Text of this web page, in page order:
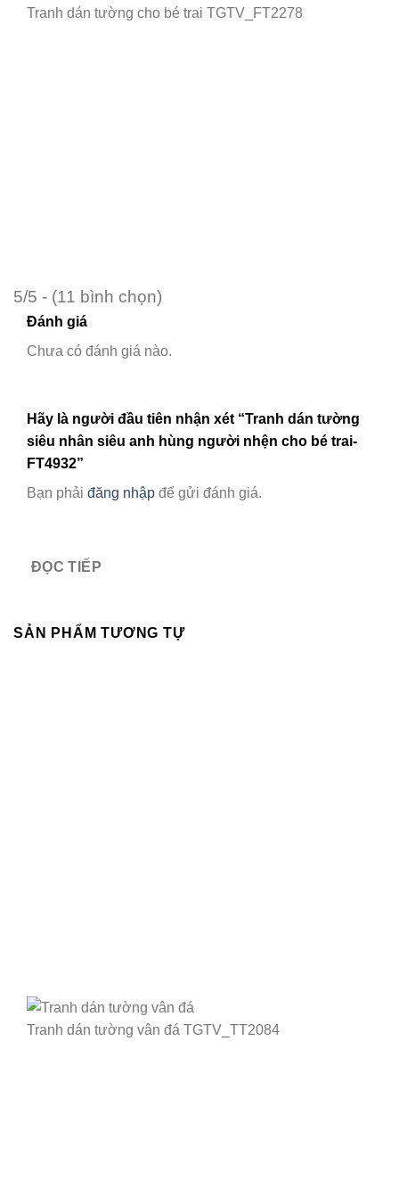
Tranh dán tường cho bé trai TGTV_FT2278
5/5 - (11 bình chọn)
Đánh giá
Chưa có đánh giá nào.
Hãy là người đầu tiên nhận xét “Tranh dán tường
siêu nhân siêu anh hùng người nhện cho bé trai-
FT4932”
Bạn phải đăng nhập để gửi đánh giá.
ĐỌC TIẾP
SẢN PHẨM TƯƠNG TỰ
Tranh dán tường vân đá TGTV_TT2084